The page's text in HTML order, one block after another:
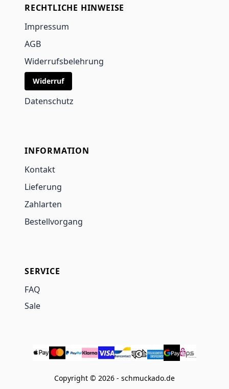
RECHTLICHE HINWEISE
Impressum
AGB
Widerrufsbelehrung
Widerruf
Datenschutz
INFORMATION
Kontakt
Lieferung
Zahlarten
Bestellvorgang
SERVICE
FAQ
Sale
Copyright © 2026 - schmuckado.de